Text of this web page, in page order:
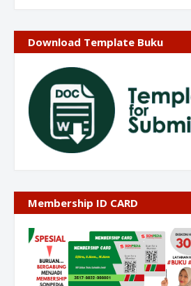
Download Template Buku
Membership ID CARD